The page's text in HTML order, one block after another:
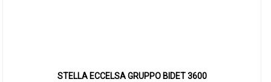
STELLA ECCELSA GRUPPO BIDET 3600